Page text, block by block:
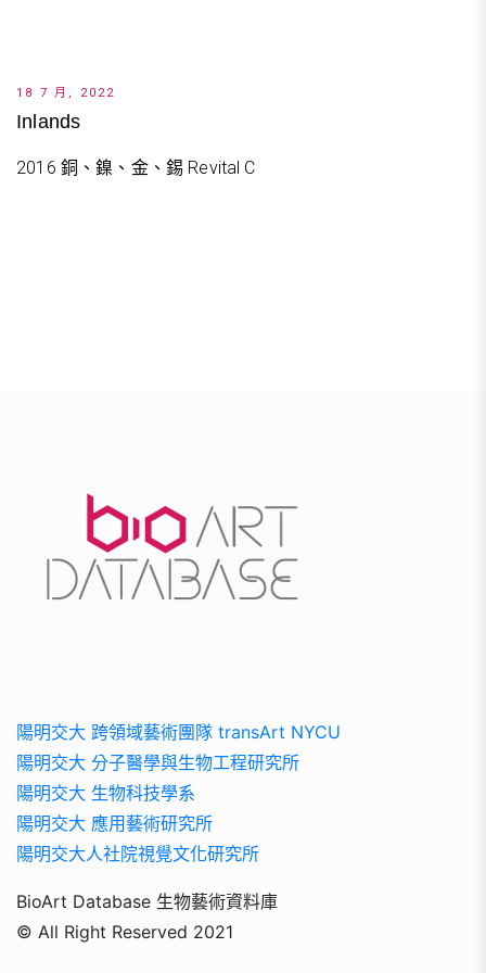
18 7 月, 2022
Inlands
2016 銅、鎳、金、錫 Revital C
陽明交大 跨領域藝術團隊 transArt NYCU
陽明交大 分子醫學與生物工程研究所
陽明交大 生物科技學系
陽明交大 應用藝術研究所
陽明交大人社院視覺文化研究所
BioArt Database 生物藝術資料庫
© All Right Reserved 2021